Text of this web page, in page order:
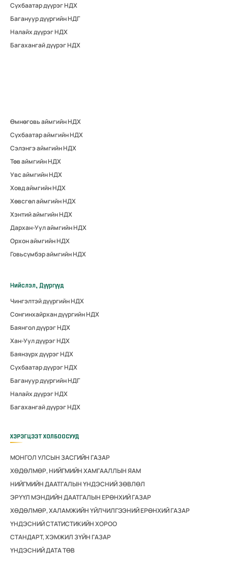
Сүхбаатар дүүрэг НДХ
Багануур дүүргийн НДГ
Налайх дүүрэг НДХ
Багахангай дүүрэг НДХ
Өмнөговь аймгийн НДХ
Сүхбаатар аймгийн НДХ
Сэлэнгэ аймгийн НДХ
Төв аймгийн НДХ
Увс аймгийн НДХ
Ховд аймгийн НДХ
Хөвсгөл аймгийн НДХ
Хэнтий аймгийн НДХ
Дархан-Уул аймгийн НДХ
Орхон аймгийн НДХ
Говьсүмбэр аймгийн НДХ
Нийслэл, Дүүргүүд
Чингэлтэй дүүргийн НДХ
Сонгинхайрхан дүүргийн НДХ
Баянгол дүүрэг НДХ
Хан-Уул дүүрэг НДХ
Баянзүрх дүүрэг НДХ
Сүхбаатар дүүрэг НДХ
Багануур дүүргийн НДГ
Налайх дүүрэг НДХ
Багахангай дүүрэг НДХ
ХЭРЭГЦЭЭТ ХОЛБООСУУД
МОНГОЛ УЛСЫН ЗАСГИЙН ГАЗАР
ХӨДӨЛМӨР, НИЙГМИЙН ХАМГААЛЛЫН ЯАМ
НИЙГМИЙН ДААТГАЛЫН ҮНДЭСНИЙ ЗӨВЛӨЛ
ЭРҮҮЛ МЭНДИЙН ДААТГАЛЫН ЕРӨНХИЙ ГАЗАР
ХӨДӨЛМӨР, ХАЛАМЖИЙН ҮЙЛЧИЛГЭЭНИЙ ЕРӨНХИЙ ГАЗАР
ҮНДЭСНИЙ СТАТИСТИКИЙН ХОРОО
СТАНДАРТ, ХЭМЖИЛ ЗҮЙН ГАЗАР
ҮНДЭСНИЙ ДАТА ТӨВ